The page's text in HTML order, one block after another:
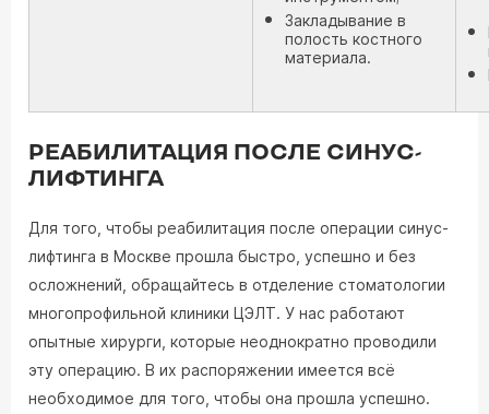
Закладывание в
полость костного
материала.
РЕАБИЛИТАЦИЯ ПОСЛЕ СИНУС-
ЛИФТИНГА
Для того, чтобы реабилитация после операции синус-
лифтинга в Москве прошла быстро, успешно и без
осложнений, обращайтесь в отделение стоматологии
многопрофильной клиники ЦЭЛТ. У нас работают
опытные хирурги, которые неоднократно проводили
эту операцию. В их распоряжении имеется всё
необходимое для того, чтобы она прошла успешно.